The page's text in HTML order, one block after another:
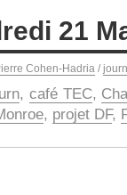
21
Cohen-Hadria /
,café TEC,
, projet DF,